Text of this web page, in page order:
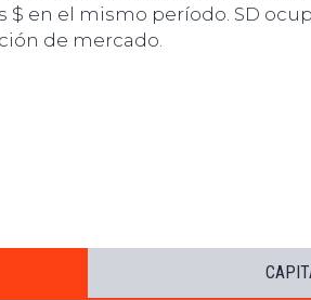
en el mismo período. SD
de mercado.